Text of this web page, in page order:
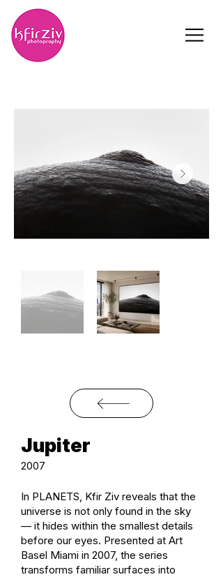
Jupiter
2007
In PLANETS, Kfir Ziv reveals that the
universe is not only found in the sky
— it hides within the smallest details
before our eyes. Presented at Art
Basel Miami in 2007, the series
transforms familiar surfaces into